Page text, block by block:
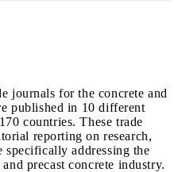
journals for the concrete and
published in 10 different
countries. These trade
reporting on research,
specifically addressing the
precast concrete industry.